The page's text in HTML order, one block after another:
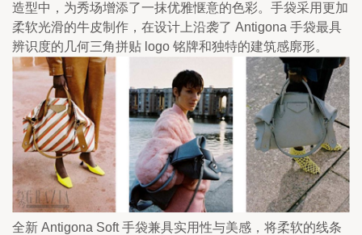
造型中，为秀场增添了一抹优雅惬意的色彩。手袋采用更加
柔软光滑的牛皮制作，在设计上沿袭了 Antigona 手袋最具
辨识度的几何三角拼贴 logo 铭牌和独特的建筑感廓形。
全新 Antigona Soft 手袋兼具实用性与美感，将柔软的线条